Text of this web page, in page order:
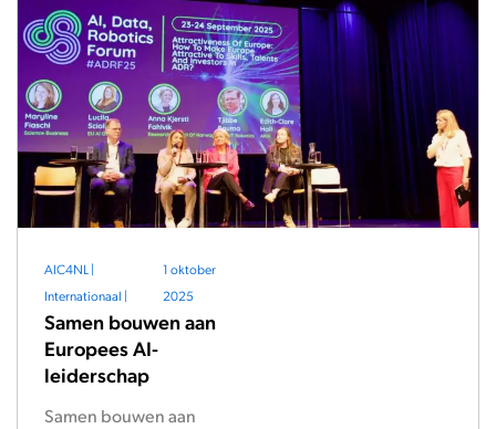
AIC4NL |
Internationaal |
1 oktober
2025
Samen bouwen aan
Europees AI-
leiderschap
Samen bouwen aan